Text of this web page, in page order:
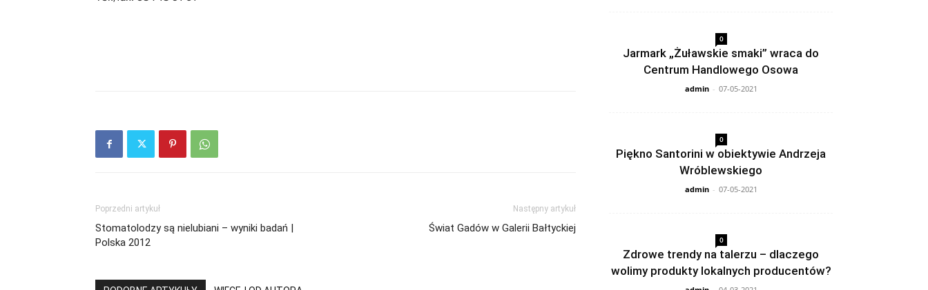
Poprzedni artykuł
Stomatolodzy są nielubiani – wyniki badań |
Polska 2012
Następny artykuł
Świat Gadów w Galerii Bałtyckiej
0
Jarmark „Żuławskie smaki” wraca do
Centrum Handlowego Osowa
admin - 07-05-2021
0
Piękno Santorini w obiektywie Andrzeja
Wróblewskiego
admin - 07-05-2021
0
Zdrowe trendy na talerzu – dlaczego
wolimy produkty lokalnych producentów?